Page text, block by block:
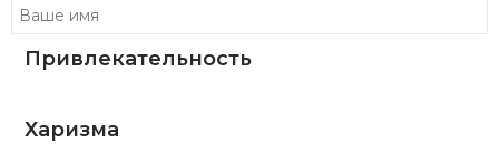
Привлекательность
Харизма